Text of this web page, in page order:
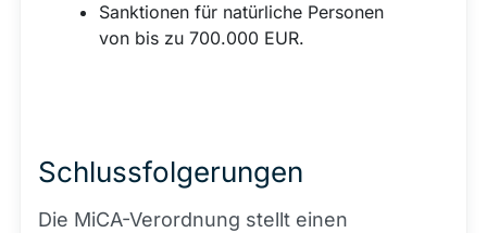
Sanktionen für natürliche Personen
von bis zu 700.000 EUR.
Schlussfolgerungen
Die MiCA-Verordnung stellt einen